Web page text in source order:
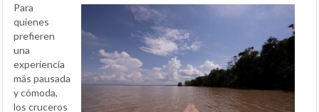
Para
quienes
prefieren
una
experiencia
más pausada
y cómoda,
los cruceros